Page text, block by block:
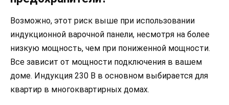
Возможно, этот риск выше при использовании
индукционной варочной панели, несмотря на более
низкую мощность, чем при пониженной мощности.
Все зависит от мощности подключения в вашем
доме. Индукция 230 В в основном выбирается для
квартир в многоквартирных домах.